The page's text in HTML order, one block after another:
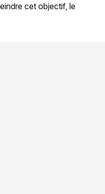
cet objectif, le